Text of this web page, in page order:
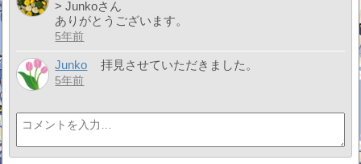
> Junkoさん
ありがとうございます。
5年前
Junko 拝見させていただきました。
5年前